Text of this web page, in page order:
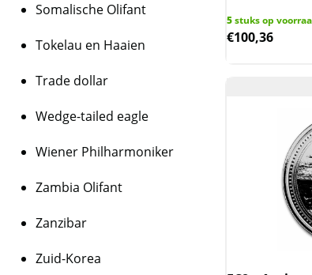
5stuks op
€100,36
Somalische Olifant
Tokelau en Haaien
Trade dollar
Wedge-tailed eagle
Wiener Philharmoniker
Zambia Olifant
Zanzibar
Zuid-Korea